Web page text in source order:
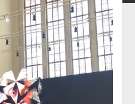
Reisen
Kunst
Geschichte
open
dropdown
menu
der Stadt Berlin
Impressum